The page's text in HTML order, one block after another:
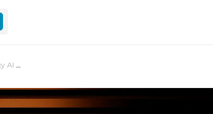
Samsung розширює присутність Galaxy AI та готується до масштабування у 2026 році